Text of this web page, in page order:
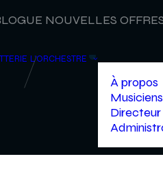
NOUVELLES
L’ORCHESTRE
À propos
Musiciens